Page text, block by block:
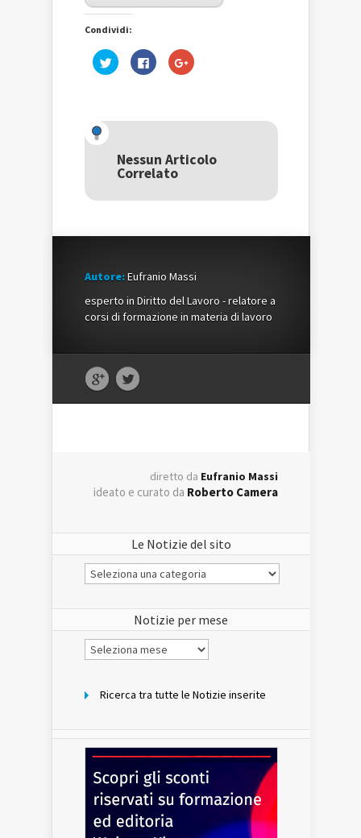
Condividi:
Fai
clic
una
nuova
finestra)
Fai
clic
nuova
finestra)
Fai
clic
una
nuova
Nessun Articolo
Correlato
Autore:Eufranio Massi
esperto in Diritto del Lavoro - relatore a
corsi di formazione in materia di lavoro
diretto da Eufranio Massi
ideato e curato da Roberto Camera
Le Notizie del sito
Le
Notizie
Notizie per mese
Notizie
per
Ricerca tra tutte le Notizie inserite